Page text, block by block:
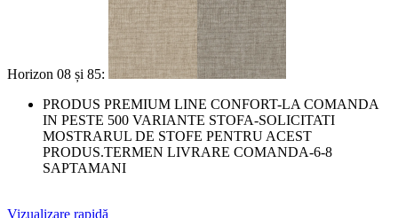
Horizon 08 și 85:
PRODUS PREMIUM LINE CONFORT-LA COMANDA
IN PESTE 500 VARIANTE STOFA-SOLICITATI
MOSTRARUL DE STOFE PENTRU ACEST
PRODUS.TERMEN LIVRARE COMANDA-6-8
SAPTAMANI
Vizualizare rapidă